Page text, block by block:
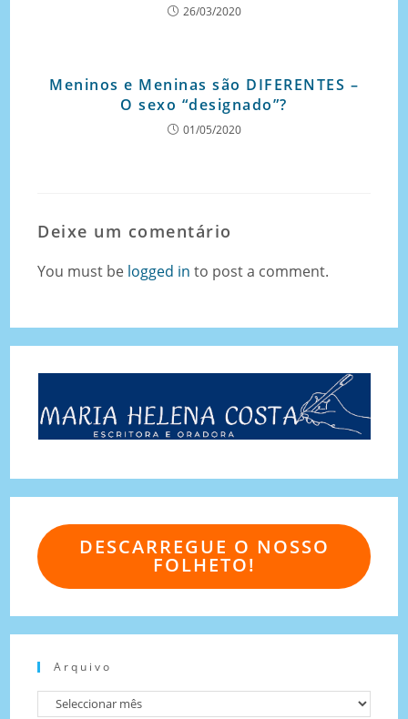
26/03/2020
Meninos e Meninas são DIFERENTES –
O sexo “designado”?
01/05/2020
Deixe um comentário
You must be logged in to post a comment.
DESCARREGUE O NOSSO
FOLHETO!
Arquivo